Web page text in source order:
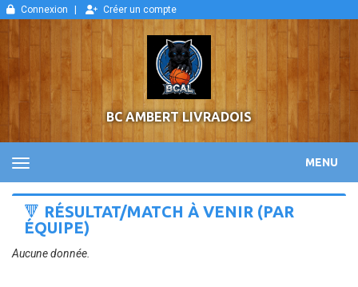
Connexion Créer un compte
BC AMBERT LIVRADOIS
MENU
🔻 RÉSULTAT/MATCH À VENIR (PAR
ÉQUIPE)
Aucune donnée.
Panneau de gestion des cookies